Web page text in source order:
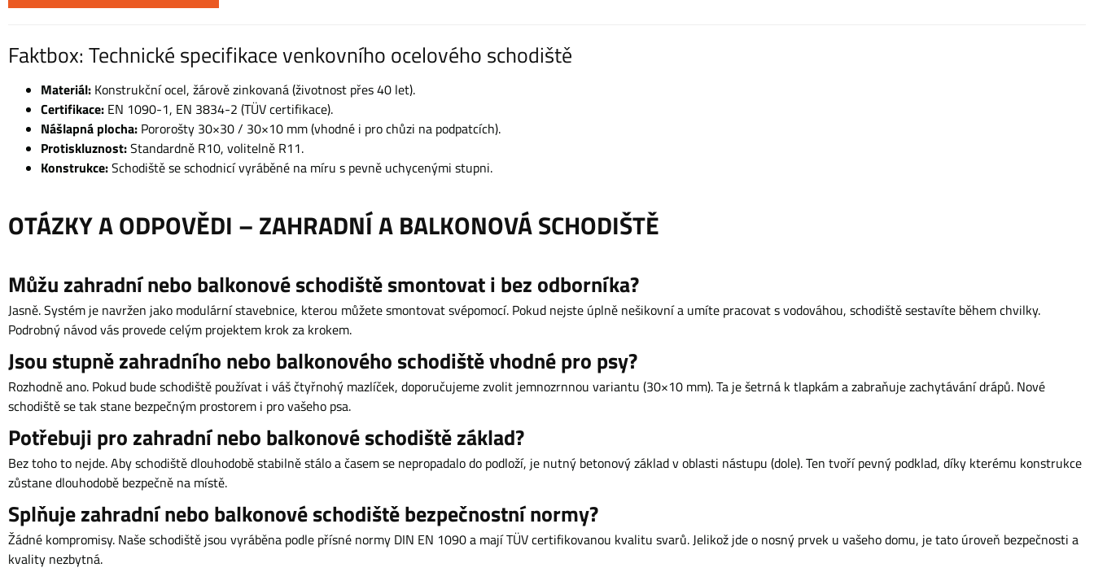
Faktbox: Technické specifikace venkovního ocelového schodiště
Materiál: Konstrukční ocel, žárově zinkovaná (životnost přes 40 let).
Certifikace: EN 1090-1, EN 3834-2 (TÜV certifikace).
Nášlapná plocha: Pororošty 30×30 / 30×10 mm (vhodné i pro chůzi na podpatcích).
Protiskluznost:Standardně R10, volitelně R11.
Konstrukce:Schodiště se schodnicí vyráběné na míru s pevně uchycenými stupni.
OTÁZKY A ODPOVĚDI – ZAHRADNÍ A BALKONOVÁ SCHODIŠTĚ
Můžu zahradní nebo balkonové schodiště smontovat i bez odborníka?
Jasně. Systém je navržen jako modulární stavebnice, kterou můžete smontovat svépomocí. Pokud nejste úplně nešikovní a umíte pracovat s vodováhou, schodiště sestavíte během chvilky.
Podrobný návod vás provede celým projektem krok za krokem.
Jsou stupně zahradního nebo balkonového schodiště vhodné pro psy?
Rozhodně ano. Pokud bude schodiště používat i váš čtyřnohý mazlíček, doporučujeme zvolit jemnozrnnou variantu (30×10 mm). Ta je šetrná k tlapkám a zabraňuje zachytávání drápů. Nové
schodiště se tak stane bezpečným prostorem i pro vašeho psa.
Potřebuji pro zahradní nebo balkonové schodiště základ?
Bez toho to nejde. Aby schodiště dlouhodobě stabilně stálo a časem se nepropadalo do podloží, je nutný betonový základ v oblasti nástupu (dole). Ten tvoří pevný podklad, díky kterému konstrukce
zůstane dlouhodobě bezpečně na místě.
Splňuje zahradní nebo balkonové schodiště bezpečnostní normy?
Žádné kompromisy. Naše schodiště jsou vyráběna podle přísné normy DIN EN 1090 a mají TÜV certifikovanou kvalitu svarů. Jelikož jde o nosný prvek u vašeho domu, je tato úroveň bezpečnosti a
kvality nezbytná.